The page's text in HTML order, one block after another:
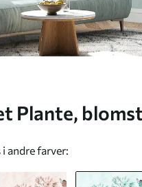
Plante,
andre farver: